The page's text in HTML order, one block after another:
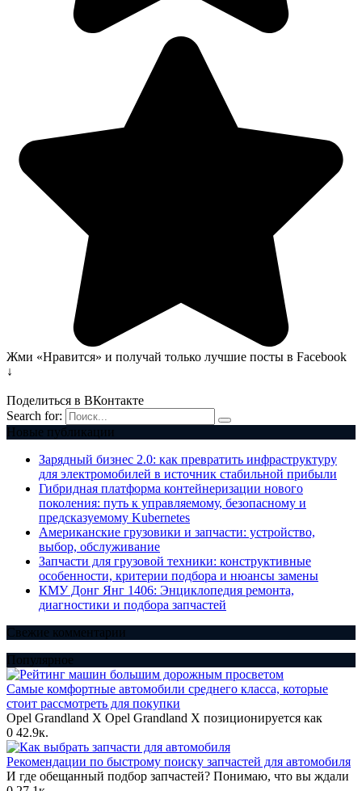
Жми «Нравится» и получай только лучшие посты в Facebook
↓
Поделиться в ВКонтакте
Search for:
Новые публикации
Зарядный бизнес 2.0: как превратить инфраструктуру
для электромобилей в источник стабильной прибыли
Гибридная платформа контейнеризации нового
поколения: путь к управляемому, безопасному и
предсказуемому Kubernetes
Американские грузовики и запчасти: устройство,
выбор, обслуживание
Запчасти для грузовой техники: конструктивные
особенности, критерии подбора и нюансы замены
КМУ Донг Янг 1406: Энциклопедия ремонта,
диагностики и подбора запчастей
Свежие комментарии
Популярное
Самые комфортные автомобили среднего класса, которые
стоит рассмотреть для покупки
Opel Grandland X Opel Grandland X позиционируется как
0 42.9к.
Рекомендации по быстрому поиску запчастей для автомобиля
И где обещанный подбор запчастей? Понимаю, что вы ждали